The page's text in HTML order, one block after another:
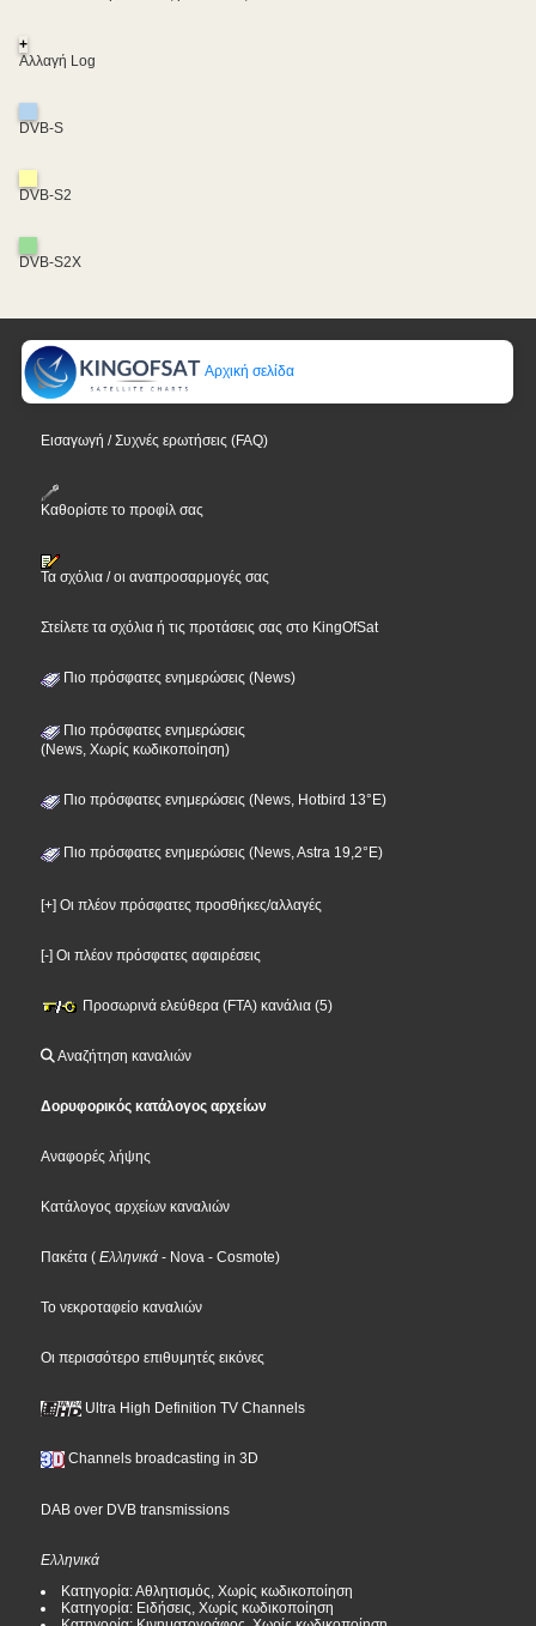
+
Αλλαγή Log
DVB-S
DVB-S2
DVB-S2X
Αρχική σελίδα
Εισαγωγή / Συχνές ερωτήσεις (FAQ)
Καθορίστε το προφίλ σας
Τα σχόλια / οι αναπροσαρμογές σας
Στείλετε τα σχόλια ή τις προτάσεις σας στο KingOfSat
Πιο πρόσφατες ενημερώσεις (News)
Πιο πρόσφατες ενημερώσεις
(News, Χωρίς κωδικοποίηση)
Πιο πρόσφατες ενημερώσεις (News, Hotbird 13°E)
Πιο πρόσφατες ενημερώσεις (News, Astra 19,2°E)
[+] Οι πλέον πρόσφατες προσθήκες/αλλαγές
[-] Οι πλέον πρόσφατες αφαιρέσεις
Προσωρινά ελεύθερα (FTA) κανάλια (5)
Αναζήτηση καναλιών
Δορυφορικός κατάλογος αρχείων
Αναφορές λήψης
Κατάλογος αρχείων καναλιών
Πακέτα ( Ελληνικά - Nova - Cosmote)
Το νεκροταφείο καναλιών
Οι περισσότερο επιθυμητές εικόνες
Ultra High Definition TV Channels
Channels broadcasting in 3D
DAB over DVB transmissions
Ελληνικά
Κατηγορία: Αθλητισμός, Χωρίς κωδικοποίηση
Κατηγορία: Ειδήσεις, Χωρίς κωδικοποίηση